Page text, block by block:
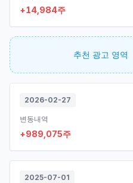
+14,984주
추천 광고 영역
2026-02-27
변동내역
+989,075주
2025-07-01